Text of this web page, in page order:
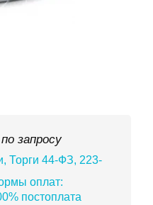
по запросу
Торги 44-ФЗ, 223-
оплат:
постоплата